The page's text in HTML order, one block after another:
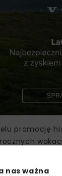
promocję
się
nas ważna